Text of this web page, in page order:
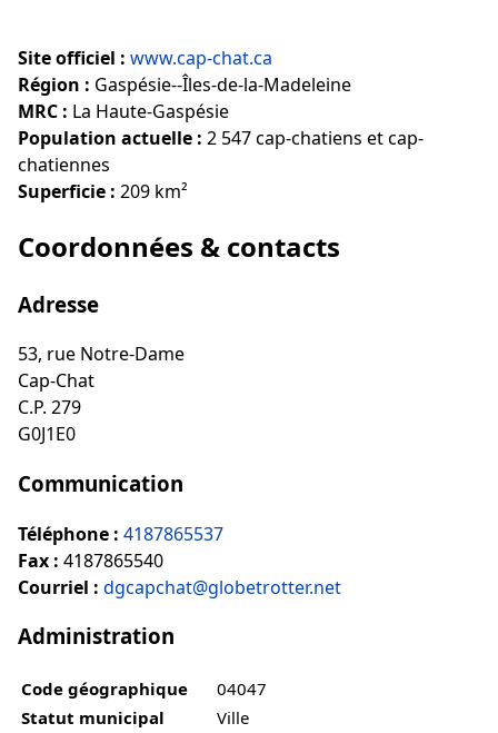
Site officiel : www.cap-chat.ca
Région : Gaspésie--Îles-de-la-Madeleine
MRC : La Haute-Gaspésie
Population actuelle : 2 547 cap-chatiens et cap-
chatiennes
Superficie : 209 km²
Coordonnées & contacts
Adresse
53, rue Notre-Dame
Cap-Chat
C.P. 279
G0J1E0
Communication
Téléphone : 4187865537
Fax : 4187865540
Courriel : dgcapchat@globetrotter.net
Administration
Code géographique
04047
Statut municipal
Ville